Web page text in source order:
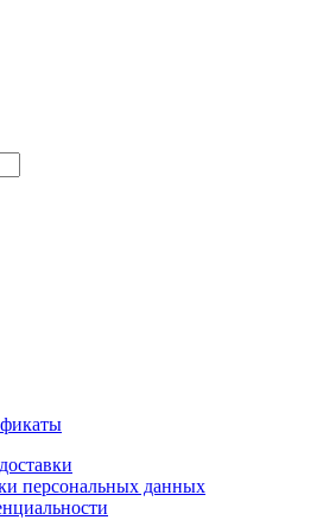
персональных данных